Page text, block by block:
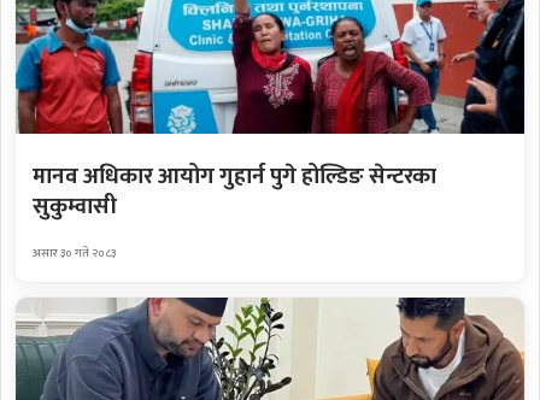
मानव अधिकार आयोग गुहार्न पुगे होल्डिङ सेन्टरका
सुकुम्वासी
असार ३० गते २०८३